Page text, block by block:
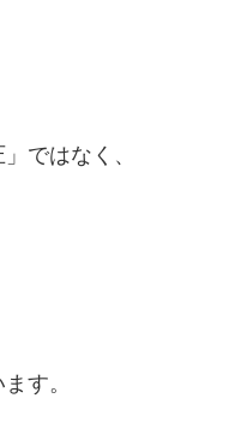
ではなく、
す。